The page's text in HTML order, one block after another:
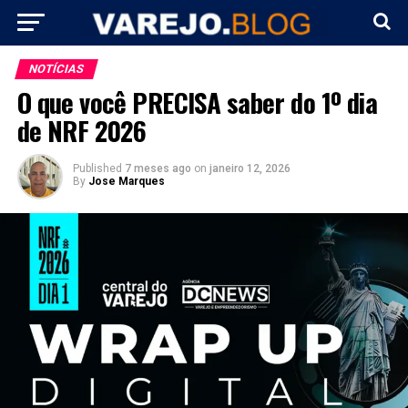
NOTÍCIAS
O que você PRECISA saber do 1º dia
de NRF 2026
Published 7 meses ago on janeiro 12, 2026
By Jose Marques